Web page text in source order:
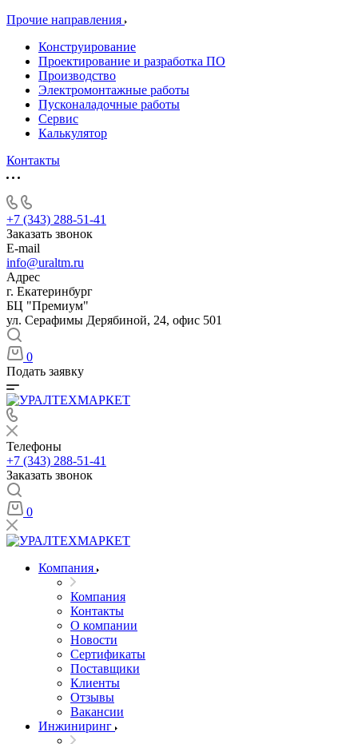
Прочие направления
Конструирование
Проектирование и разработка ПО
Производство
Электромонтажные работы
Пусконаладочные работы
Сервис
Калькулятор
Контакты
+7 (343) 288-51-41
Заказать звонок
E-mail
info@uraltm.ru
Адрес
г. Екатеринбург
БЦ "Премиум"
ул. Серафимы Дерябиной, 24, офис 501
0
Подать заявку
Телефоны
+7 (343) 288-51-41
Заказать звонок
0
Компания
Компания
Контакты
О компании
Новости
Сертификаты
Поставщики
Клиенты
Отзывы
Вакансии
Инжиниринг